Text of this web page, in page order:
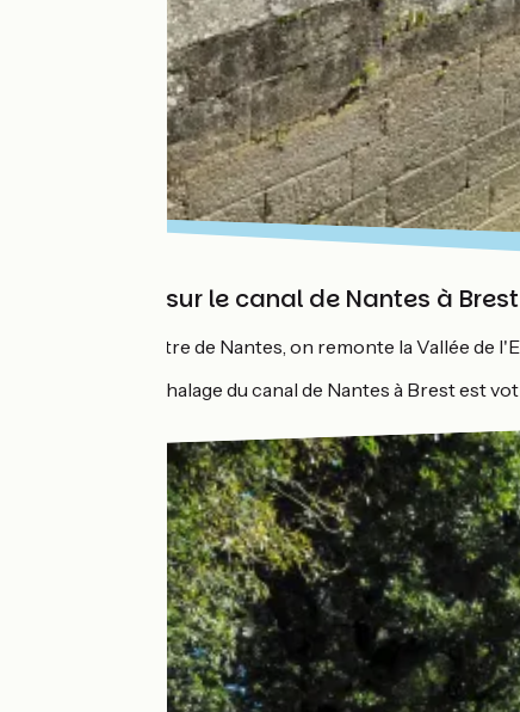
Musarder sur le canal de Nantes à Brest
Depuis le centre de Nantes, on remonte la Vallée
Le chemin de halage du canal de Nantes à Brest est